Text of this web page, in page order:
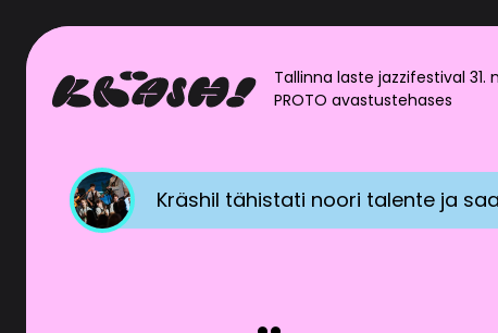
Tallinna laste jazzifestival 31.
PROTO avastustehases
MTÜ Jazzkaare Sõprade
Isikuandmete töötlemine